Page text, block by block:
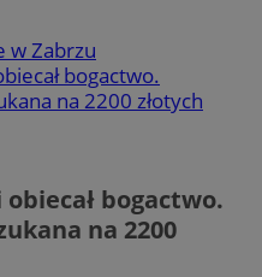
w Zabrzu
bogactwo.
na 2200 złotych
bogactwo.
na 2200